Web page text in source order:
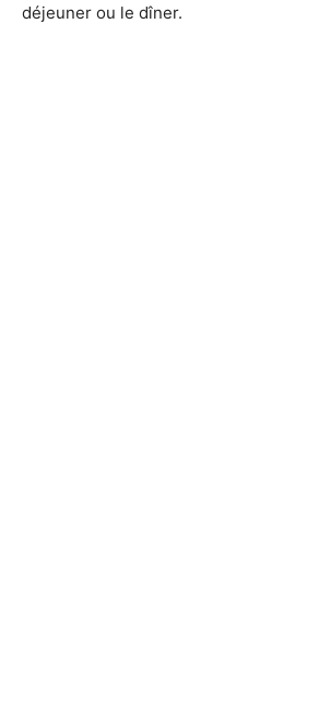
déjeuner ou le dîner.